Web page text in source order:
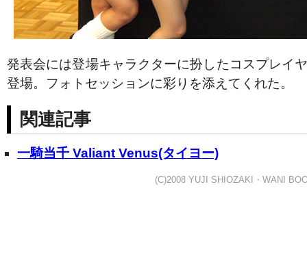
発表会には登場キャラクターに扮したコスプレイ
登場。フォトセッションに彩りを添えてくれた。
関連記事
一騎当千 Valiant Venus(タイヨー)
(C)2008 YUJI SHIOZAKI・WANI